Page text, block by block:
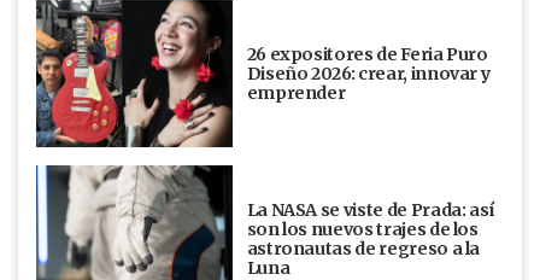
26 expositores de Feria Puro
Diseño 2026: crear, innovar y
emprender
La NASA se viste de Prada: así
son los nuevos trajes de los
astronautas de regreso a la
Luna